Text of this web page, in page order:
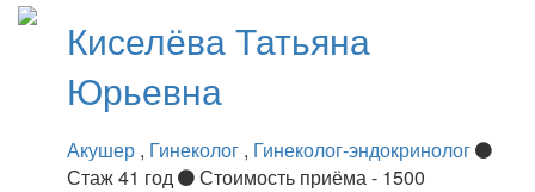
КиселёваТатьяна
Юрьевна
Акушер , Гинеколог , Гинеколог-эндокринолог
Стаж 41 год
Стоимость приёма - 1500